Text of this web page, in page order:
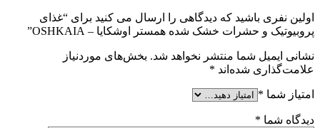
اولین نفری باشید که دیدگاهی را ارسال می کنید برای “غذای
پروبیوتیک و حشرات خشک شده همستر اوشکایا – OSHKAIA”
نشانی ایمیل شما منتشر نخواهد شد. بخش‌های موردنیاز
علامت‌گذاری شده‌اند *
امتیاز شما *
دیدگاه شما *